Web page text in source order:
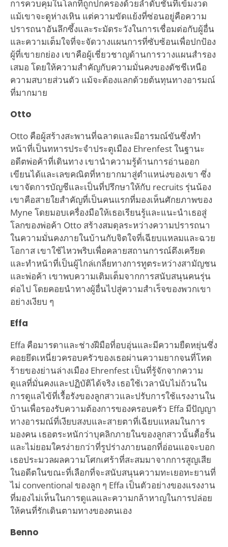
การควบคุมในโลกที่ถูกปกครองด้วยลำดับชั้นที่เข้มงวด
แม้เขาจะดูห่างเหิน แต่ความขัดแย้งที่ซ่อนอยู่คือความ
ปรารถนาอันลึกซึ้งและระมัดระวังในการเชื่อมต่อกับผู้อื่น
และความเต็มใจที่จะจัดวางแผนการที่ซับซ้อนเพื่อปกป้อง
ผู้ที่เขายกย่อง เขาคือผู้เชี่ยวชาญด้านการวางแผนสำรอง
เสมอ โดยให้ความสำคัญกับความมั่นคงของดัชชีเหนือ
ความสบายส่วนตัว แม้จะต้องแลกด้วยต้นทุนทางอารมณ์
ที่มากมาย
Otto
Otto คือผู้สร้างสะพานที่ฉลาดและมีอารมณ์ขันซึ่งทำ
หน้าที่เป็นทหารประจำประตูเมือง Ehrenfest ในฐานะ
อดีตพ่อค้าที่เดินทาง เขานำความรู้ด้านการอ่านออก
เขียนได้และเลขคณิตที่หายากมาสู่ตำแหน่งของเขา ซึ่ง
เขาจัดการบัญชีและเป็นที่ปรึกษาให้กับ recruits รุ่นน้อง
เขาคือสายใยสำคัญที่เป็นคนแรกที่มองเห็นศักยภาพของ
Myne โดยมอบเครื่องมือให้เธอเรียนรู้และแนะนำเธอสู่
โลกของพ่อค้า Otto สร้างสมดุลระหว่างความปรารถนา
ในความมั่นคงภายในบ้านกับจิตใจที่เฉียบแหลมและฉวย
โอกาส เขาใช้ไหวพริบเพื่อคลายสถานการณ์ตึงเครียด
และทำหน้าที่เป็นผู้ไกล่เกลี่ยทางการทูตระหว่างสามัญชน
และพ่อค้า เขาพบความเติมเต็มจากการสนับสนุนคนรุ่น
ต่อไป โดยคอยนำทางผู้อื่นไปสู่ความสำเร็จของพวกเขา
อย่างเงียบ ๆ
Effa
Effa คือมารดาและช่างฝีมือที่อบอุ่นและมีความยืดหยุ่นซึ่ง
คอยยึดเหนี่ยวครอบครัวของเธอผ่านความยากจนที่โหด
ร้ายของย่านล่างเมือง Ehrenfest เป็นที่รู้จักจากความ
ดูแลที่มั่นคงและปฏิบัติได้จริง เธอใช้เวลานับไม่ถ้วนใน
การดูแลไข้ที่เรื้อรังของลูกสาวและปรับการใช้แรงงานใน
บ้านเพื่อรองรับความต้องการของครอบครัว Effa มีปัญญา
ทางอารมณ์ที่เงียบสงบและสายตาที่เฉียบแหลมในการ
มองคน เธอตระหนักว่าบุคลิกภายในของลูกสาวนั้นดื้อรั้น
และไม่ยอมใครง่ายกว่าที่รูปร่างภายนอกที่อ่อนแอจะบอก
เธอประมวลผลความโศกเศร้าที่สะสมมาจากการสูญเสีย
ในอดีตในขณะที่เลือกที่จะสนับสนุนความทะเยอทะยานที่
ไม่ conventional ของลูก ๆ Effa เป็นตัวอย่างของแรงงาน
ที่มองไม่เห็นในการดูแลและความกล้าหาญในการปล่อย
ให้คนที่รักเดินตามทางของตนเอง
Benno